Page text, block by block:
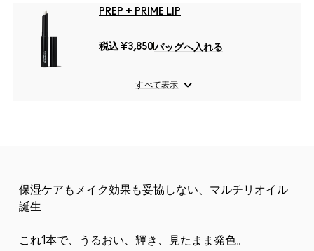
PREP + PRIME LIP
税込 ¥3,850バッグへ入れる
すべて表示
保湿ケアもメイク効果も妥協しない、マルチリオイル
誕生
これ1本で、うるおい、輝き、見たまま発色。